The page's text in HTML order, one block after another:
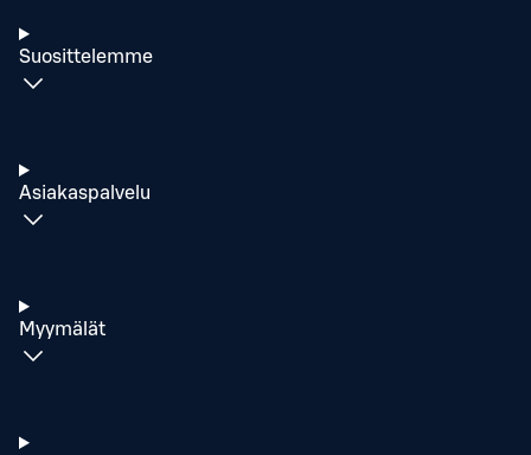
Suosittelemme
Asiakaspalvelu
Myymälät